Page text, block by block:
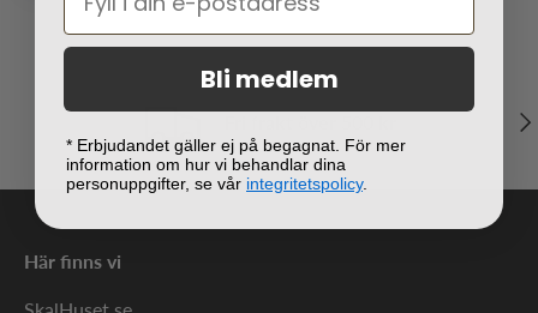
Här finns vi
Bli medlem
* Erbjudandet gäller ej på begagnat. För mer
information om hur vi behandlar dina
personuppgifter, se vår integritetspolicy.